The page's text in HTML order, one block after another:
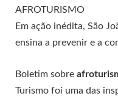
AFROTURISMO
Em ação inédita, São
ensina a prevenir e a
Boletim sobre
Turismo foi uma das